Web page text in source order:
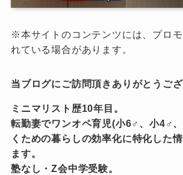
※本サイトのコンテンツには、プロモ
れている場合があります。
当ブログにご訪問頂きありがとうござ
ミニマリスト歴10年目。
転勤妻でワンオペ育児(小6♂、小4♂
くための暮らしの効率化に特化した
ます。
塾なし・Z会中学受験。